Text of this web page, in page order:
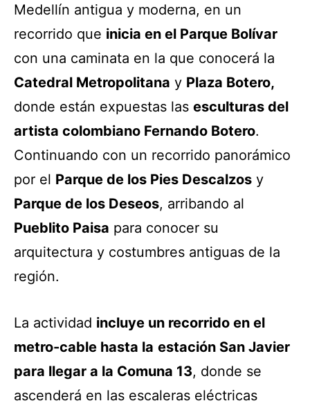
Medellín antigua y moderna, en un
recorrido que inicia en el Parque Bolívar
con una caminata en la que conocerá la
Catedral Metropolitana y Plaza Botero,
donde están expuestas las esculturas del
artista colombiano Fernando Botero.
Continuando con un recorrido panorámico
por el Parque de los Pies Descalzos y
Parque de los Deseos, arribando al
Pueblito Paisa para conocer su
arquitectura y costumbres antiguas de la
región.
La actividad incluye un recorrido en el
metro-cable hasta la estación San Javier
para llegar a la Comuna 13, donde se
ascenderá en las escaleras eléctricas